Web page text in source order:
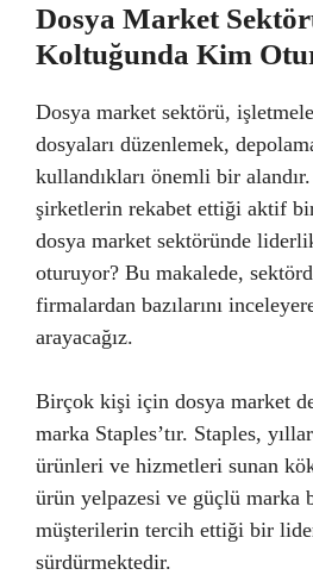
Dosya Market
Koltuğunda Kim
Dosya market sektörü,
dosyaları düzenlemek,
kullandıkları önemli bir
şirketlerin rekabet ettiği aktif
dosya market sektöründe
oturuyor? Bu makalede,
firmalardan bazılarını
arayacağız.
Birçok kişi için dosya market
marka Staples’tır. Staples,
ürünleri ve hizmetleri sunan
ürün yelpazesi ve güçlü marka
müşterilerin tercih ettiği bir
sürdürmektedir.